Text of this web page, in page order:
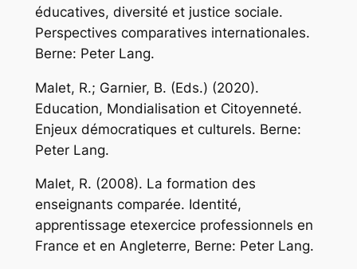
éducatives, diversité et justice sociale.
Perspectives comparatives internationales.
Berne: Peter Lang.
Malet, R.; Garnier, B. (Eds.) (2020).
Education, Mondialisation et Citoyenneté.
Enjeux démocratiques et culturels. Berne:
Peter Lang.
Malet, R. (2008). La formation des
enseignants comparée. Identité,
apprentissage etexercice professionnels en
France et en Angleterre, Berne: Peter Lang.